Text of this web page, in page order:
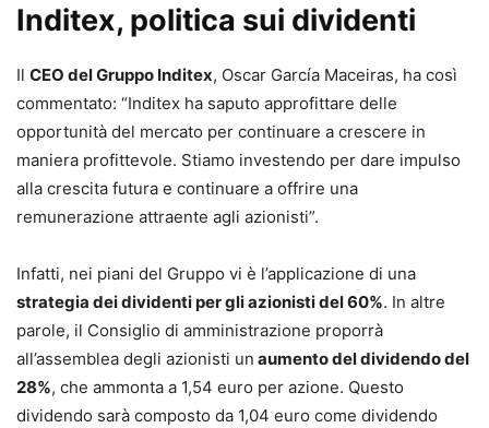
Inditex, politica sui dividenti
Il CEO del Gruppo Inditex, Oscar García Maceiras, ha così
commentato: “Inditex ha saputo approfittare delle
opportunità del mercato per continuare a crescere in
maniera profittevole. Stiamo investendo per dare impulso
alla crescita futura e continuare a offrire una
remunerazione attraente agli azionisti”.
Infatti, nei piani del Gruppo vi è l’applicazione di una
strategia dei dividenti per gli azionisti del 60%. In altre
parole, il Consiglio di amministrazione proporrà
all’assemblea degli azionisti un aumento del dividendo del
28%, che ammonta a 1,54 euro per azione. Questo
dividendo sarà composto da 1,04 euro come dividendo